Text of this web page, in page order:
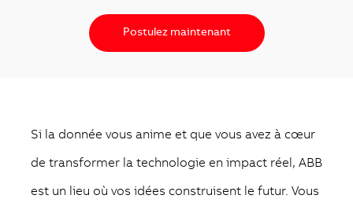
Postulez maintenant
Si la donnée vous anime et que vous avez à cœur
de transformer la technologie en impact réel, ABB
est un lieu où vos idées construisent le futur. Vous